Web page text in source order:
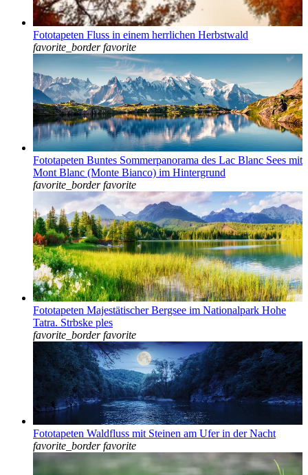
Fototapeten Fluss in einem herrlichen Herbstwald
favorite_border favorite
Fototapeten Buntes Sommerpanorama des Lac Blanc Sees mit
Mont Blanc (Monte Bianco) im Hintergrund
favorite_border favorite
Fototapeten Majestätischer Bergsee im Nationalpark Hohe
Tatra. Strbske ples
favorite_border favorite
Fototapeten Waldfluss mit Steinen am Ufer in der Nacht
favorite_border favorite